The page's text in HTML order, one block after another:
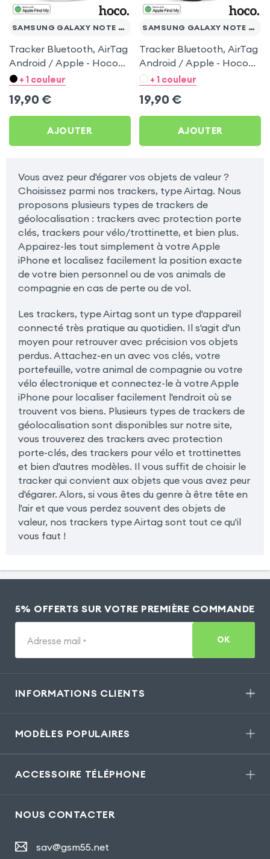
SAMSUNG GALAXY NOTE 10.1 EDITION 2014
Tracker Bluetooth, AirTag
Android / Apple - Hoco
Blanc pour Samsung
2014
+ 1 couleur
19,90 €
AJOUTER
SAMSUNG GALAXY NOTE 10.1 EDITION 2014
Tracker Bluetooth, AirTag
Android / Apple - Hoco
Noir pour Samsung
2014
+ 1 couleur
19,90 €
AJOUTER
Vous avez peur d'égarer vos objets de valeur ?
Choisissez parmi nos trackers, type Airtag. Nous
proposons plusieurs types de trackers de
géolocalisation : trackers avec protection porte
clés, trackers pour vélo/trottinette, et bien plus.
Appairez-les tout simplement à votre Apple
iPhone et localisez facilement la position exacte
de votre bien personnel ou de vos animals de
compagnie en cas de perte ou de vol.
Les trackers, type Airtag sont un type d'appareil
connecté très pratique au quotidien. Il s'agit d'un
moyen pour retrouver avec précision vos objets
perdus. Attachez-en un avec vos clés, votre
portefeuille, votre animal de compagnie ou votre
vélo électronique et connectez-le à votre Apple
iPhone pour localiser facilement l'endroit où se
trouvent vos biens. Plusieurs types de trackers de
géolocalisation sont disponibles sur notre site,
vous trouverez des trackers avec protection
porte-clés, des trackers pour vélo et trottinettes
et bien d'autres modèles. Il vous suffit de choisir le
tracker qui convient aux objets que vous avez peur
d'égarer. Alors, si vous êtes du genre à être tête en
l'air et que vous perdez souvent des objets de
valeur, nos trackers type Airtag sont tout ce qu'il
vous faut !
5% OFFERTS SUR VOTRE PREMIÈRE COMMANDE
Adresse mail * OK
INFORMATIONS CLIENTS
MODÈLES POPULAIRES
ACCESSOIRE TÉLÉPHONE
NOUS CONTACTER
sav@gsm55.net